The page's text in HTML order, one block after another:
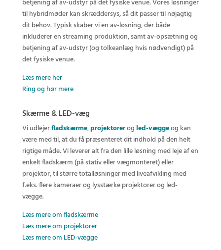
betjening af av-udstyr på det fysiske venue. Vores løsninger
til hybridmøder kan skræddersys, så dit passer til nøjagtig
dit behov. Typisk skaber vi en av-løsning, der både
inkluderer en streaming produktion, samt av-opsætning og
betjening af av-udstyr (og tolkeanlæg hvis nødvendigt) på
det fysiske venue.
Læs mere her
Ring og hør mere
Skærme & LED-væg
Vi udlejerfladskærme,projektorerogled-væggeog kan
være med til, at du få præsenteret dit indhold på den helt
rigtige måde. Vi leverer alt fra den lille løsning med leje af en
enkelt fladskærm (på stativ eller vægmonteret) eller
projektor, til større totalløsninger med liveafvikling med
f.eks. flere kameraer og lysstærke projektorer og led-
vægge.
Læs mere om fladskærme
Læs mere om projektorer
Læs mere om LED-vægge